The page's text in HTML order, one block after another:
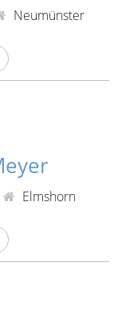
Neumünster
Elmshorn